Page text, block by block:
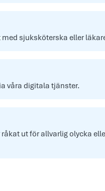
sjuksköterska eller
våra digitala tjänster.
ut för allvarlig olycka